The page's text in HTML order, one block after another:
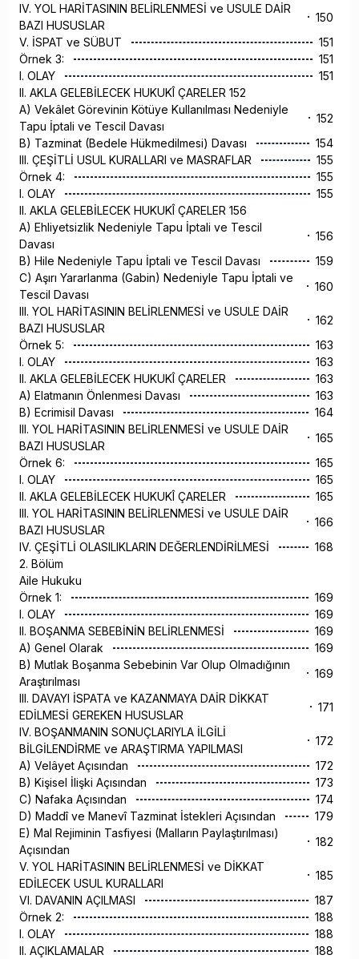
IV. YOL HARİTASININ BELİRLENMESİ ve USULE DAİR
BAZI HUSUSLAR
150
V. İSPAT ve SÜBUT
151
Örnek 3:
151
I. OLAY
151
II. AKLA GELEBİLECEK HUKUKÎ ÇARELER 152
A) Vekâlet Görevinin Kötüye Kullanılması Nedeniyle
Tapu İptali ve Tescil Davası
152
B) Tazminat (Bedele Hükmedilmesi) Davası
154
III. ÇEŞİTLİ USUL KURALLARI ve MASRAFLAR
155
Örnek 4:
155
I. OLAY
155
II. AKLA GELEBİLECEK HUKUKÎ ÇARELER 156
A) Ehliyetsizlik Nedeniyle Tapu İptali ve Tescil
Davası
156
B) Hile Nedeniyle Tapu İptali ve Tescil Davası
159
C) Aşırı Yararlanma (Gabin) Nedeniyle Tapu İptali ve
Tescil Davası
160
III. YOL HARİTASININ BELİRLENMESİ ve USULE DAİR
BAZI HUSUSLAR
162
Örnek 5:
163
I. OLAY
163
II. AKLA GELEBİLECEK HUKUKÎ ÇARELER
163
A) Elatmanın Önlenmesi Davası
163
B) Ecrimisil Davası
164
III. YOL HARİTASININ BELİRLENMESİ ve USULE DAİR
BAZI HUSUSLAR
165
Örnek 6:
165
I. OLAY
165
II. AKLA GELEBİLECEK HUKUKÎ ÇARELER
165
III. YOL HARİTASININ BELİRLENMESİ ve USULE DAİR
BAZI HUSUSLAR
166
IV. ÇEŞİTLİ OLASILIKLARIN DEĞERLENDİRİLMESİ
168
2. Bölüm
Aile Hukuku
Örnek 1:
169
I. OLAY
169
II. BOŞANMA SEBEBİNİN BELİRLENMESİ
169
A) Genel Olarak
169
B) Mutlak Boşanma Sebebinin Var Olup Olmadığının
Araştırılması
169
III. DAVAYI İSPATA ve KAZANMAYA DAİR DİKKAT
EDİLMESİ GEREKEN HUSUSLAR
171
IV. BOŞANMANIN SONUÇLARIYLA İLGİLİ
BİLGİLENDİRME ve ARAŞTIRMA YAPILMASI
172
A) Velâyet Açısından
172
B) Kişisel İlişki Açısından
173
C) Nafaka Açısından
174
D) Maddî ve Manevî Tazminat İstekleri Açısından
179
E) Mal Rejiminin Tasfiyesi (Malların Paylaştırılması)
Açısından
182
V. YOL HARİTASININ BELİRLENMESİ ve DİKKAT
EDİLECEK USUL KURALLARI
185
VI. DAVANIN AÇILMASI
187
Örnek 2:
188
I. OLAY
188
II. AÇIKLAMALAR
188